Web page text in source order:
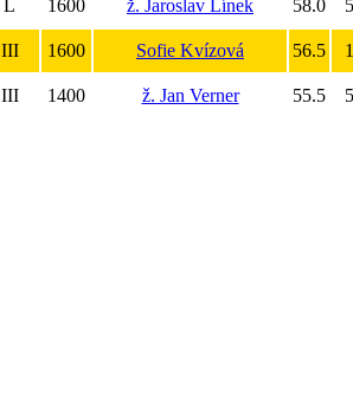
L 1600 ž. Jaroslav Línek 58.0
III 1600 Sofie Kvízová 56.5
III 1400 ž. Jan Verner 55.5